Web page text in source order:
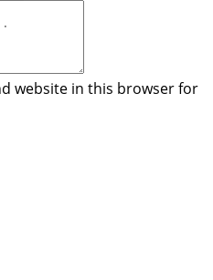
website in this browser for